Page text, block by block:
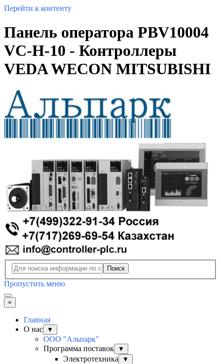
Перейти к контенту
Панель оператора PBV10004
VC-H-10 - Контроллеры
VEDA WECON MITSUBISHI
Поиск
Пропустить меню
×
Главная
О нас
▼
ООО "Альпарк"
Программа поставок
▼
Электротехника ▼